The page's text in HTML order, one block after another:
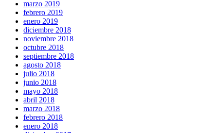
marzo 2019
febrero 2019
enero 2019
diciembre 2018
noviembre 2018
octubre 2018
septiembre 2018
agosto 2018
julio 2018
junio 2018
mayo 2018
abril 2018
marzo 2018
febrero 2018
enero 2018